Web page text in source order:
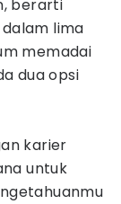
berarti
lima
memadai
dua opsi
karier
untuk